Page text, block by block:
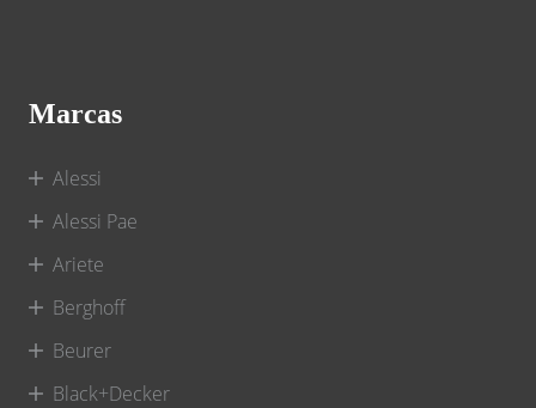
Marcas
Alessi
Alessi Pae
Ariete
Berghoff
Beurer
Black+Decker